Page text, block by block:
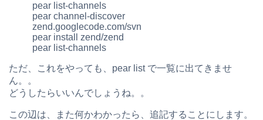
pear list-channels
pear channel-discover
zend.googlecode.com/svn
pear install zend/zend
pear list-channels
ただ、これをやっても、pear list で一覧に出てきませ
ん。。
どうしたらいいんでしょうね。。
この辺は、また何かわかったら、追記することにします。